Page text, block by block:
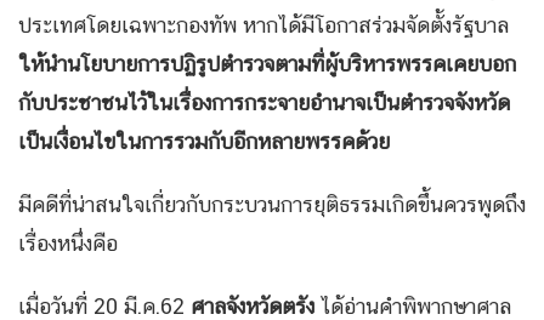
ประเทศโดยเฉพาะกองทัพ หากได้มีโอกาสร่วมจัดตั้งรัฐบาล
ให้นำนโยบายการปฏิรูปตำรวจตามที่ผู้บริหารพรรคเคยบอก
กับประชาชนไว้ในเรื่องการกระจายอำนาจเป็นตำรวจจังหวัด
เป็นเงื่อนไขในการรวมกับอีกหลายพรรคด้วย
มีคดีที่น่าสนใจเกี่ยวกับกระบวนการยุติธรรมเกิดขึ้นควรพูดถึง
เรื่องหนึ่งคือ
เมื่อวันที่ 20 มี.ค.62 ศาลจังหวัดตรัง ได้อ่านคำพิพากษาศาล